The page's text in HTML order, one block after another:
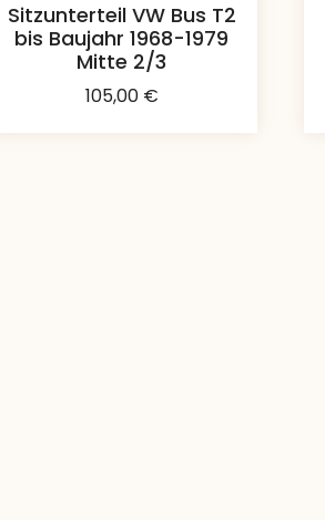
Sitzunterteil VW Bus T2
bis Baujahr 1968-1979
Mitte 2/3
105,00 €